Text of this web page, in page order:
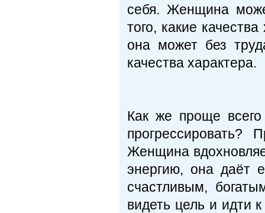
себя. Женщина
того, какие
она может без
качества характера.
Как же проще
Женщина
энергию, она даёт
счастливым,
видеть цель и идти